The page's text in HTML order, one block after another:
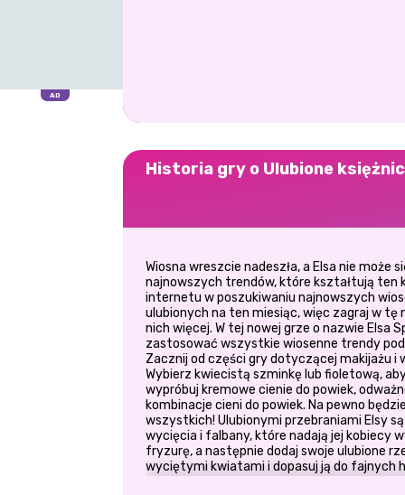
Historia gry o Ulubione
Wiosna wreszcie nadeszła, a Elsa nie może
najnowszych trendów, które kształtują ten
internetu w poszukiwaniu najnowszych
ulubionych na ten miesiąc, więc zagraj w tę
nich więcej. W tej nowej grze o nazwie Elsa
zastosować wszystkie wiosenne trendy
Zacznij od części gry dotyczącej makijażu i
Wybierz kwiecistą szminkę lub fioletową,
wypróbuj kremowe cienie do powiek,
kombinacje cieni do powiek. Na pewno
wszystkich! Ulubionymi przebraniami Elsy
wycięcia i falbany, które nadają jej kobiecy
fryzurę, a następnie dodaj swoje ulubione
wyciętymi kwiatami i dopasuj ją do fajnych